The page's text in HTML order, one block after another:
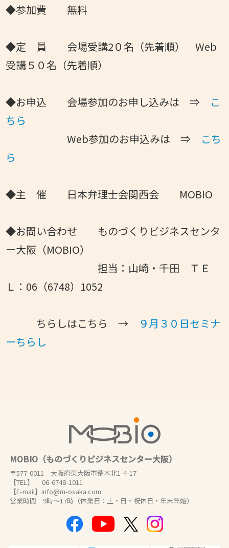
◆参加費 無料
◆定 員 会場受講2０名（先着順） Web
受講５０名（先着順）
◆お申込 会場参加のお申し込みは ⇒ こ
ちら
Web参加のお申込みは ⇒ こち
ら
◆主 催 日本弁理士会関西会 MOBIO
◆お問い合わせ ものづくりビジネスセンタ
ー大阪（MOBIO）
担当：山崎・千田 ＴＥ
Ｌ：06（6748）1052
ちらしはこちら →
９月３０日セミナ
ーちらし
MOBIO（ものづくりビジネスセンター大阪）
〒577-0011 大阪府東大阪市荒本北1-4-17
【TEL】 06-6748-1011
【E-mail】info@m-osaka.com
営業時間 9時～17時（休業日：土・日・祝休日・年末年始）